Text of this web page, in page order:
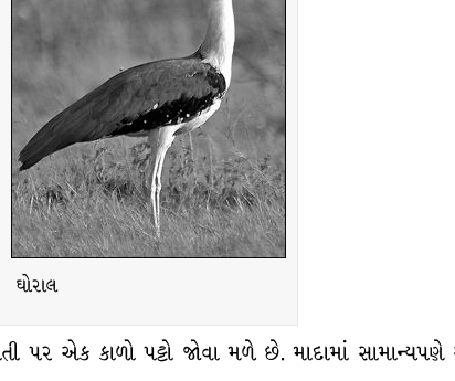
ઘોરાલ
એક કાળો પટ્ટો જોવા મળે છે. માદામાં સામાન્યપણે